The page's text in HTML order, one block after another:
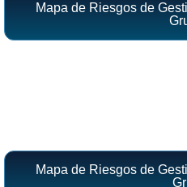
Mapa de Riesgos de
Mapa de Riesgos de